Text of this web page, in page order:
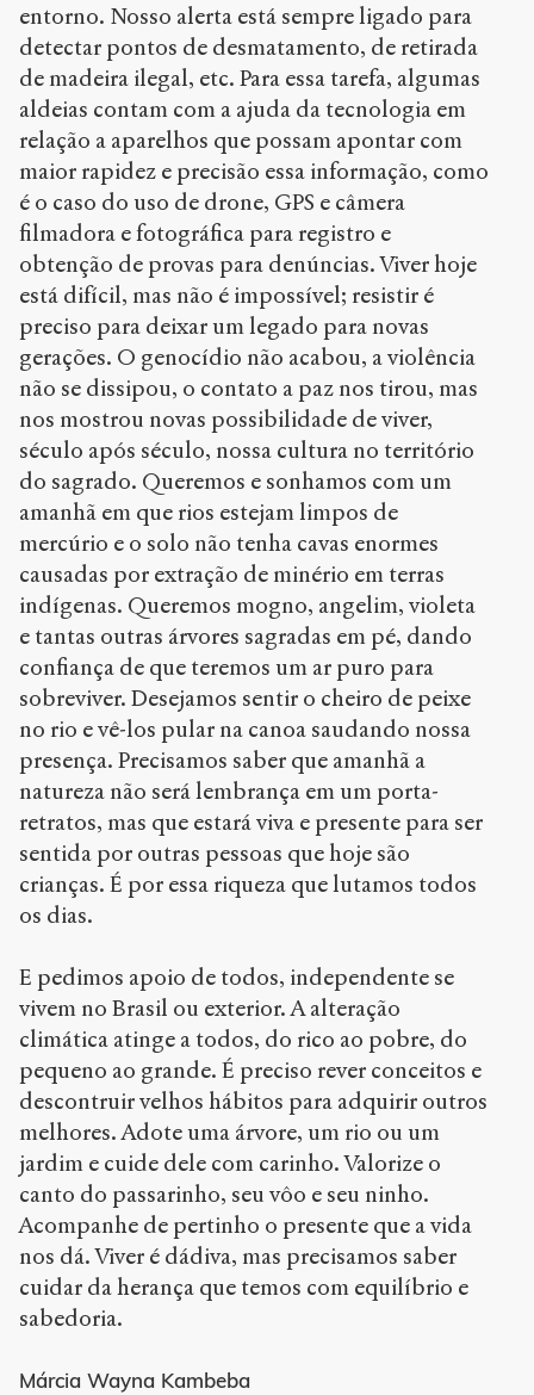
entorno. Nosso alerta está sempre ligado para
detectar pontos de desmatamento, de retirada
de madeira ilegal, etc. Para essa tarefa, algumas
aldeias contam com a ajuda da tecnologia em
relação a aparelhos que possam apontar com
maior rapidez e precisão essa informação, como
é o caso do uso de drone, GPS e câmera
filmadora e fotográfica para registro e
obtenção de provas para denúncias. Viver hoje
está difícil, mas não é impossível; resistir é
preciso para deixar um legado para novas
gerações. O genocídio não acabou, a violência
não se dissipou, o contato a paz nos tirou, mas
nos mostrou novas possibilidade de viver,
século após século, nossa cultura no território
do sagrado. Queremos e sonhamos com um
amanhã em que rios estejam limpos de
mercúrio e o solo não tenha cavas enormes
causadas por extração de minério em terras
indígenas. Queremos mogno, angelim, violeta
e tantas outras árvores sagradas em pé, dando
confiança de que teremos um ar puro para
sobreviver. Desejamos sentir o cheiro de peixe
no rio e vê-los pular na canoa saudando nossa
presença. Precisamos saber que amanhã a
natureza não será lembrança em um porta-
retratos, mas que estará viva e presente para ser
sentida por outras pessoas que hoje são
crianças. É por essa riqueza que lutamos todos
os dias.
E pedimos apoio de todos, independente se
vivem no Brasil ou exterior. A alteração
climática atinge a todos, do rico ao pobre, do
pequeno ao grande. É preciso rever conceitos e
descontruir velhos hábitos para adquirir outros
melhores. Adote uma árvore, um rio ou um
jardim e cuide dele com carinho. Valorize o
canto do passarinho, seu vôo e seu ninho.
Acompanhe de pertinho o presente que a vida
nos dá. Viver é dádiva, mas precisamos saber
cuidar da herança que temos com equilíbrio e
sabedoria.
Márcia Wayna Kambeba